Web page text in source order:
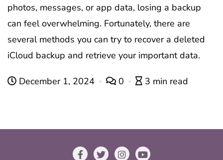
photos, messages, or app data, losing a backup
can feel overwhelming. Fortunately, there are
several methods you can try to recover a deleted
iCloud backup and retrieve your important data.
December 1, 2024 0 3 min read